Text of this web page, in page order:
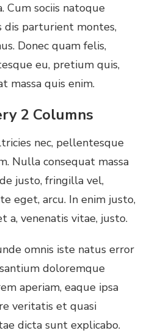
Cum sociis natoque
dis parturient montes,
Donec quam felis,
eu, pretium quis,
massa quis enim.
2 Columns
nec, pellentesque
Nulla consequat massa
justo, fringilla vel,
eget, arcu. In enim justo,
a, venenatis vitae, justo.
omnis iste natus error
doloremque
aperiam, eaque ipsa
veritatis et quasi
dicta sunt explicabo.